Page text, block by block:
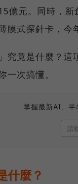
億元。同時，
膜式探針卡，今
究竟是什麼？
一次搞懂。
掌握最新AI、半
什麼？